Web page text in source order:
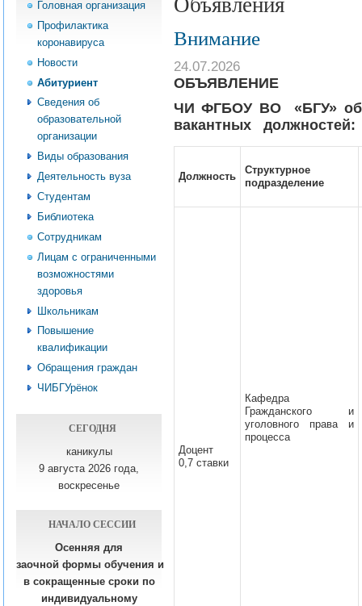
Головная организация
Профилактика
коронавируса
Новости
Абитуриент
Сведения об
образовательной
организации
Виды образования
Деятельность вуза
Студентам
Библиотека
Сотрудникам
Лицам с ограниченными
возможностями
здоровья
Школьникам
Повышение
квалификации
Обращения граждан
ЧИБГУрёнок
СЕГОДНЯ
каникулы
9 августа 2026 года,
воскресенье
НАЧАЛО СЕССИИ
Осенняя для
заочной формы обучения и
в сокращенные сроки по
индивидуальному
Объявления
Внимание
24.07.2026
ОБЪЯВЛЕНИЕ
ЧИ ФГБОУ ВО «БГУ»
вакантных должностей:
Должность
Структурное
подразделение
Доцент
0,7 ставки
Кафедра
Гражданского и
уголовного права и
процесса